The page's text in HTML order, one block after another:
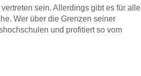
sein. Allerdings gibt es für alle
Wer über die Grenzen seiner
und profitiert so vom